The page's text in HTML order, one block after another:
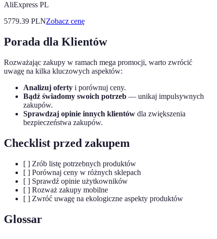
AliExpress PL
5779.39 PLNZobacz cenę
Porada dla Klientów
Rozważając zakupy w ramach mega promocji, warto zwrócić
uwagę na kilka kluczowych aspektów:
Analizuj oferty i porównuj ceny.
Bądź świadomy swoich potrzeb — unikaj impulsywnych
zakupów.
Sprawdzaj opinie innych klientów dla zwiększenia
bezpieczeństwa zakupów.
Checklist przed zakupem
[ ] Zrób listę potrzebnych produktów
[ ] Porównaj ceny w różnych sklepach
[ ] Sprawdź opinie użytkowników
[ ] Rozważ zakupy mobilne
[ ] Zwróć uwagę na ekologiczne aspekty produktów
Glossar